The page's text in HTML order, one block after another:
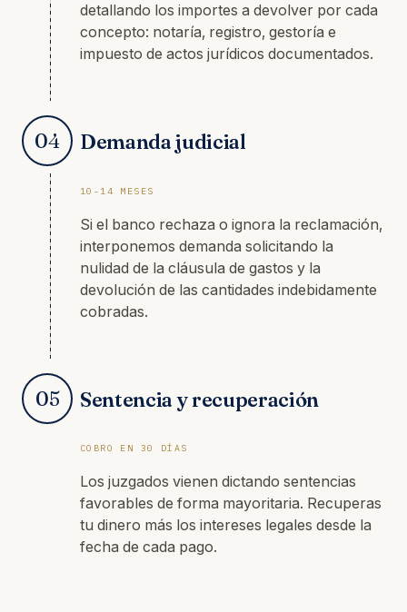
detallando los importes a devolver por cada
concepto: notaría, registro, gestoría e
impuesto de actos jurídicos documentados.
04 Demanda judicial
10-14 MESES
Si el banco rechaza o ignora la reclamación,
interponemos demanda solicitando la
nulidad de la cláusula de gastos y la
devolución de las cantidades indebidamente
cobradas.
05 Sentencia y recuperación
COBRO EN 30 DÍAS
Los juzgados vienen dictando sentencias
favorables de forma mayoritaria. Recuperas
tu dinero más los intereses legales desde la
fecha de cada pago.